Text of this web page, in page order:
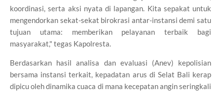
koordinasi, serta aksi nyata di lapangan. Kita sepakat untuk
mengendorkan sekat-sekat birokrasi antar-instansi demi satu
tujuan utama: memberikan pelayanan terbaik bagi
masyarakat," tegas Kapolresta.
Berdasarkan hasil analisa dan evaluasi (Anev) kepolisian
bersama instansi terkait, kepadatan arus di Selat Bali kerap
dipicu oleh dinamika cuaca di mana kecepatan angin seringkali